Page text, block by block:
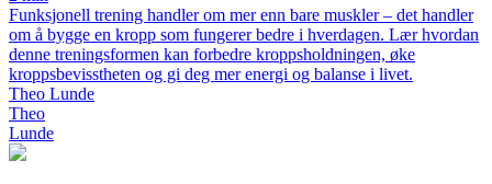
Funksjonell trening handler om mer enn bare muskler – det handler
om å bygge en kropp som fungerer bedre i hverdagen. Lær hvordan
denne treningsformen kan forbedre kroppsholdningen, øke
kroppsbevisstheten og gi deg mer energi og balanse i livet.
Theo Lunde
Theo
Lunde